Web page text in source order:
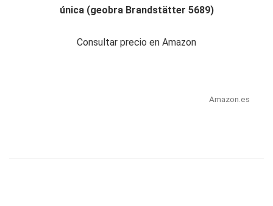
única (geobra Brandstätter 5689)
Consultar precio en Amazon
Amazon.es